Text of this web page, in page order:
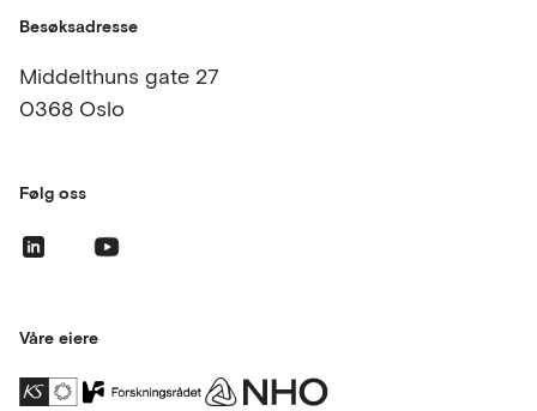
Besøksadresse
Middelthuns gate 27
0368 Oslo
Følg oss
Våre eiere